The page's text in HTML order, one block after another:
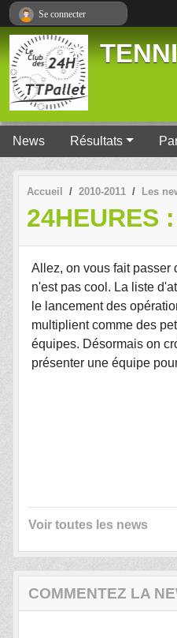
News Résultats
Accueil 2010-2011 Les
24HEURES
Allez, on vous fait passer
n'est pas cool. La liste
le lancement des
multiplient comme des
équipes. Désormais on
présenter une équipe
Voir toutes les news
COMMENTEZ LA
Se connecter
Panneau de gestion des cookies